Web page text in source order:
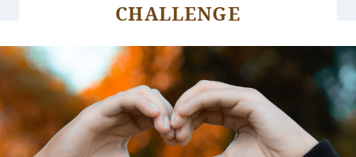
CHALLENGE
#MONBUSINESS2024